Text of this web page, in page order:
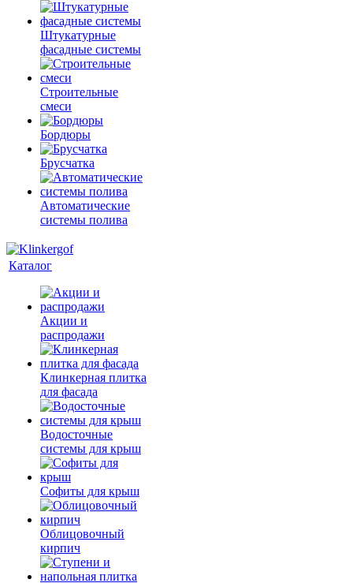
Штукатурные
фасадные системы
Строительные
смеси
Бордюры
Брусчатка
Автоматические
системы полива
Каталог
Акции и
распродажи
Клинкерная плитка
для фасада
Водосточные
системы для крыш
Софиты для крыш
Облицовочный
кирпич